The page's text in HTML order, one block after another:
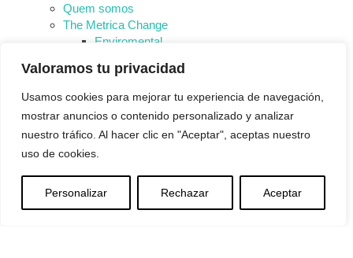
Valoramos tu privacidad
Usamos cookies para mejorar tu experiencia de navegación,
mostrar anuncios o contenido personalizado y analizar
nuestro tráfico. Al hacer clic en "Aceptar", aceptas nuestro
uso de cookies.
Personalizar Rechazar Aceptar
Quem somos
The Metrica Change
Enviromental
Governance
Consultoria e Projetos de IA​
Outsourcing
Serviços Geridos
Consultoria IT
Software
People 360
Nova Ética